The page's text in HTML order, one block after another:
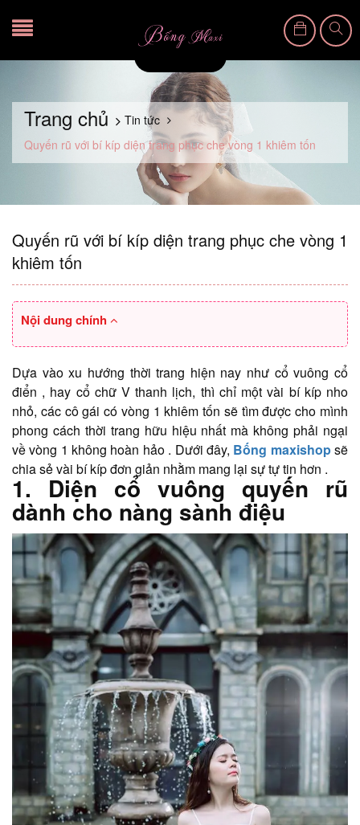
Trang chủ
Tin tức
Quyến rũ với bí kíp diện trang phục che vòng 1 khiêm tốn
Quyến rũ với bí kíp diện trang phục che vòng 1
khiêm tốn
Nội dung chính
Dựa vào xu hướng thời trang hiện nay như cổ vuông cổ
điển , hay cổ chữ V thanh lịch, thì chỉ một vài bí kíp nho
nhỏ, các cô gái có vòng 1 khiêm tốn sẽ tìm được cho mình
phong cách thời trang hữu hiệu nhất mà không phải ngại
về vòng 1 không hoàn hảo . Dưới đây, Bống maxishopsẽ
chia sẻ vài bí kíp đơn giản nhằm mang lại sự tự tin hơn .
1. Diện cổ vuông quyến rũ
dành cho nàng sành điệu